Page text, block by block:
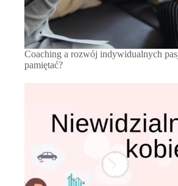
Coaching a rozwój indywidualnych
pamiętać?